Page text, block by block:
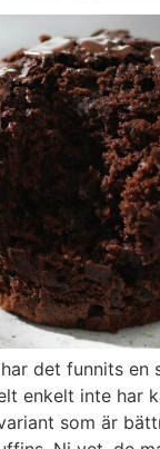
det funnits en
enkelt inte har
som är